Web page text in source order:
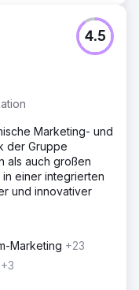
und
SEO. Unser Paid-
Ads- und Meta-
Erfassung in
es der Marke,
100 % bezahlter
Buchungen
bei
die erste Seite,
das Achtfache,
Tausende
brachten
die Kosten pro
4.5
Marketing- und
der Gruppe
als auch großen
einer integrierten
und innovativer
Marketing +23
+3